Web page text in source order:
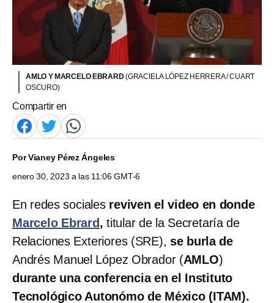
AMLO Y MARCELO EBRARD(GRACIELA LÓPEZ HERRERA / CUART
OSCURO)
Compartir en
PorVianey Pérez Ángeles
enero 30, 2023 a las 11:06 GMT-6
En redes socialesreviven el video en donde
Marcelo Ebrard , titular de la Secretaría de
Relaciones Exteriores (SRE), se burla de
Andrés Manuel López Obrador (AMLO)
durante una conferencia en el Instituto
Tecnológico Autonómo de México (ITAM).